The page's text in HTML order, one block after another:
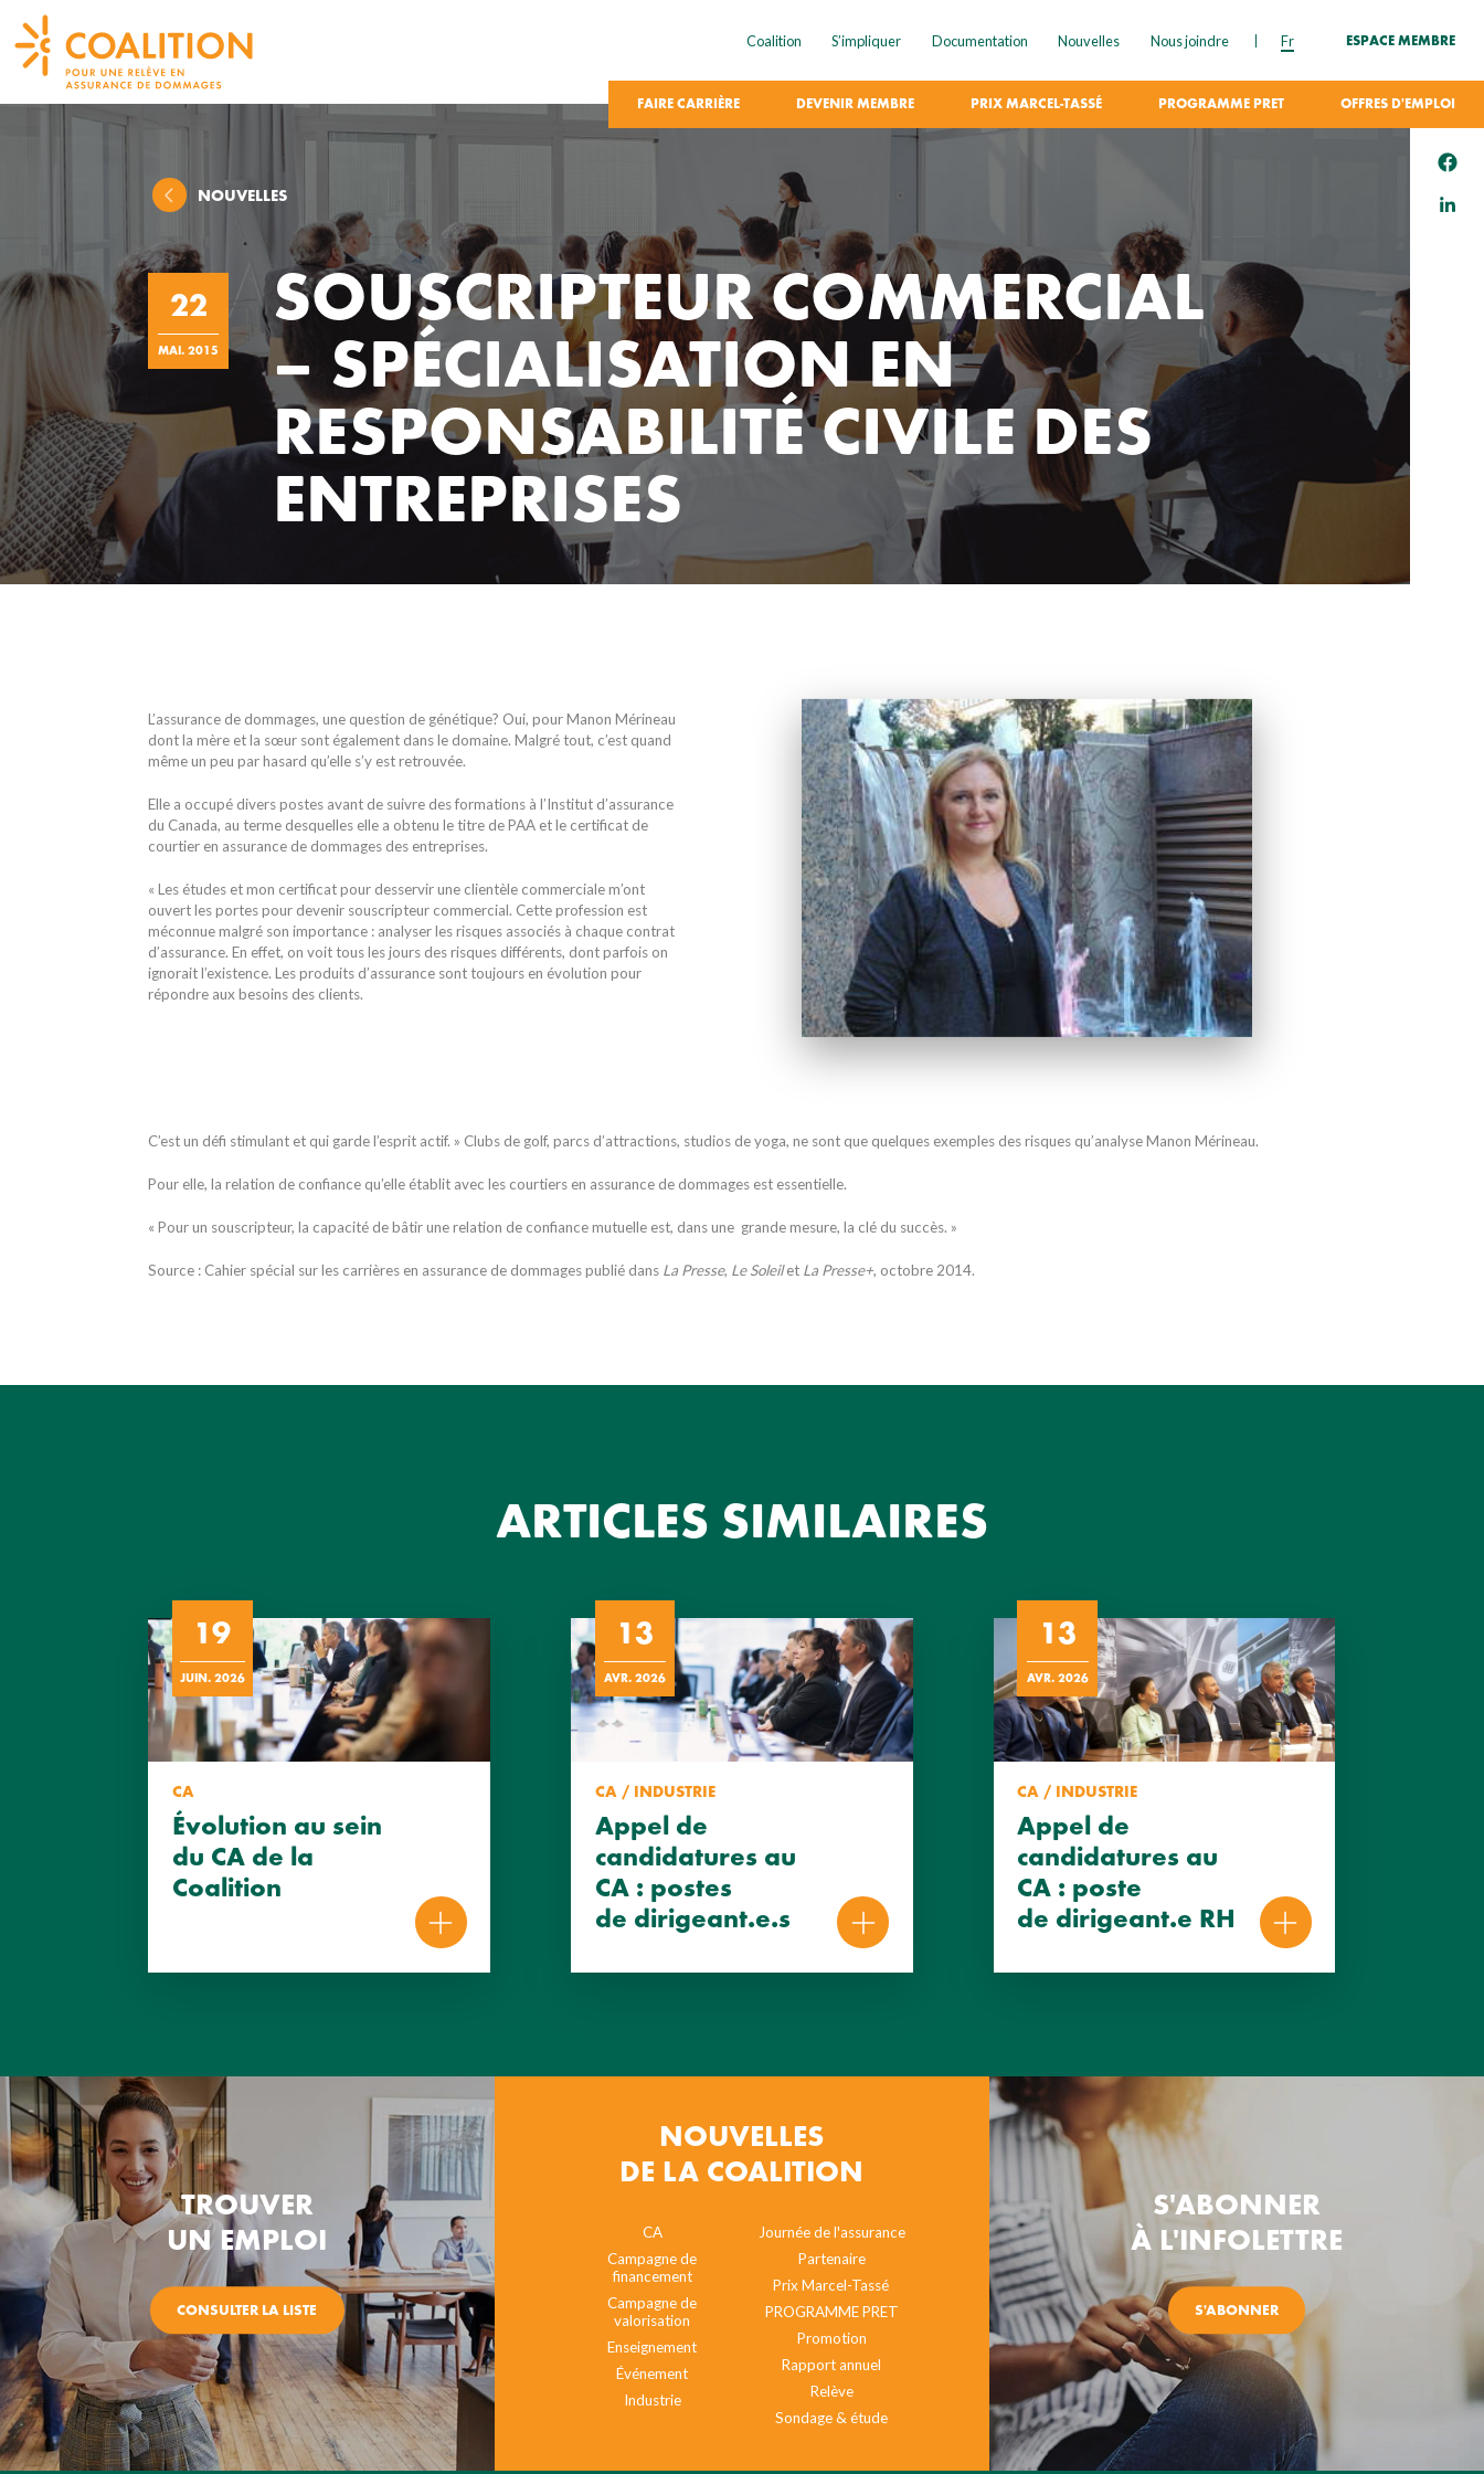
FAIRE CARRIÈRE DEVENIR MEMBRE PRIX MARCEL-TASSÉ PROGRAMME PRET OFFRES D'EMPLOI
Coalition S’impliquer Documentation Nouvelles Nous joindre Fr ESPACE MEMBRE
NOUVELLES
22
MAI. 2015
SOUSCRIPTEUR COMMERCIAL
– SPÉCIALISATION EN
RESPONSABILITÉ CIVILE DES
ENTREPRISES
L’assurance de dommages, une question de génétique? Oui, pour Manon Mérineau
dont la mère et la sœur sont également dans le domaine. Malgré tout, c’est quand
même un peu par hasard qu’elle s’y est retrouvée.
Elle a occupé divers postes avant de suivre des formations à l’Institut d’assurance
du Canada, au terme desquelles elle a obtenu le titre de PAA et le certificat de
courtier en assurance de dommages des entreprises.
« Les études et mon certificat pour desservir une clientèle commerciale m’ont
ouvert les portes pour devenir souscripteur commercial. Cette profession est
méconnue malgré son importance : analyser les risques associés à chaque contrat
d’assurance. En effet, on voit tous les jours des risques différents, dont parfois on
ignorait l’existence. Les produits d’assurance sont toujours en évolution pour
répondre aux besoins des clients.
C’est un défi stimulant et qui garde l’esprit actif. » Clubs de golf, parcs d’attractions, studios de yoga, ne sont que quelques exemples des risques qu’analyse Manon Mérineau.
Pour elle, la relation de confiance qu’elle établit avec les courtiers en assurance de dommages est essentielle.
« Pour un souscripteur, la capacité de bâtir une relation de confiance mutuelle est, dans une grande mesure, la clé du succès. »
Source : Cahier spécial sur les carrières en assurance de dommages publié dans La Presse, Le Soleilet La Presse+, octobre 2014.
ARTICLES SIMILAIRES
19
JUIN. 2026
CA
Évolution au sein
du CA de la
Coalition
13
AVR. 2026
CA / INDUSTRIE
Appel de
candidatures au
CA : postes
de dirigeant.e.s
13
AVR. 2026
CA / INDUSTRIE
Appel de
candidatures au
CA : poste
de dirigeant.e RH
TROUVER
UN EMPLOI
CONSULTER LA LISTE
NOUVELLES
DE LA COALITION
CA
Campagne de
financement
Campagne de
valorisation
Enseignement
Événement
Industrie
Journée de l'assurance
Partenaire
Prix Marcel-Tassé
PROGRAMME PRET
Promotion
Rapport annuel
Relève
Sondage & étude
S'ABONNER
À L'INFOLETTRE
S'ABONNER